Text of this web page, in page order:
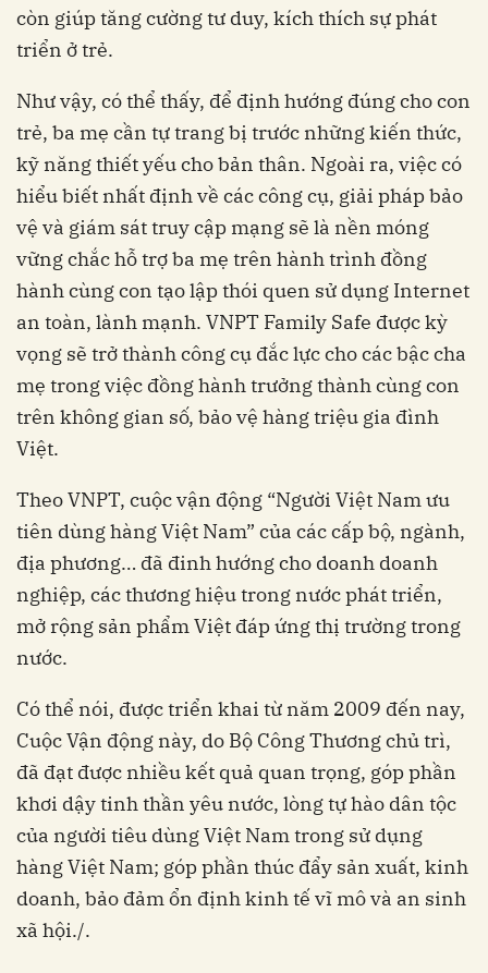
còn giúp tăng cường tư duy, kích thích sự phát
triển ở trẻ.
Như vậy, có thể thấy, để định hướng đúng cho con
trẻ, ba mẹ cần tự trang bị trước những kiến thức,
kỹ năng thiết yếu cho bản thân. Ngoài ra, việc có
hiểu biết nhất định về các công cụ, giải pháp bảo
vệ và giám sát truy cập mạng sẽ là nền móng
vững chắc hỗ trợ ba mẹ trên hành trình đồng
hành cùng con tạo lập thói quen sử dụng Internet
an toàn, lành mạnh. VNPT Family Safe được kỳ
vọng sẽ trở thành công cụ đắc lực cho các bậc cha
mẹ trong việc đồng hành trưởng thành cùng con
trên không gian số, bảo vệ hàng triệu gia đình
Việt.
Theo VNPT, cuộc vận động “Người Việt Nam ưu
tiên dùng hàng Việt Nam” của các cấp bộ, ngành,
địa phương… đã đinh hướng cho doanh doanh
nghiệp, các thương hiệu trong nước phát triển,
mở rộng sản phẩm Việt đáp ứng thị trường trong
nước.
Có thể nói, được triển khai từ năm 2009 đến nay,
Cuộc Vận động này, do Bộ Công Thương chủ trì,
đã đạt được nhiều kết quả quan trọng, góp phần
khơi dậy tinh thần yêu nước, lòng tự hào dân tộc
của người tiêu dùng Việt Nam trong sử dụng
hàng Việt Nam; góp phần thúc đẩy sản xuất, kinh
doanh, bảo đảm ổn định kinh tế vĩ mô và an sinh
xã hội./.